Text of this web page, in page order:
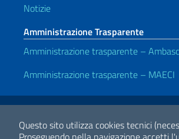
Questo sito utilizza cookies tecnici
Notizie
Amministrazione Trasparente
Amministrazione trasparente –
Amministrazione trasparente – MAECI
Link Utili